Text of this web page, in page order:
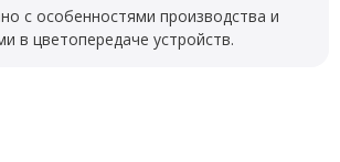
с особенностями производства и
в цветопередаче устройств.